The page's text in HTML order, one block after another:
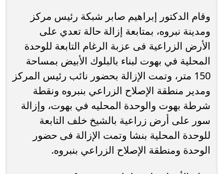
وقام الدكتور إبراهيم صابر شبكة رئيس مركز
ومدينة نبروه، بمتابعة إزالة حالة تعدي على
الأرض الزراعية فى عزبة الرغام التابعة للوحدة
المحلية في بهوت لبناء بالبلوك الأبيض بمساحة
150 متر، وتمت الإزالة بحضور نائب رئيس المركز
ومدير منطقة الإصلاح الزراعي بنبروه ونقطة
شرطة بهوت والوحدة المحليه في بهوت، وإزالة
سور على أرض زراعية بالشيخ خلف التابعة
للوحدة المحلية بنشا وتمت الإزالة فى حضور
الوحدة ومنطقة الإصلاح الزراعي بنبروه.